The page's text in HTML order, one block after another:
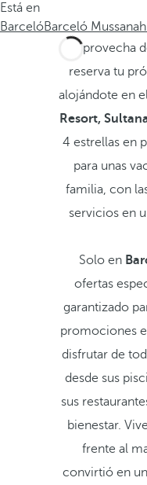
Está en
BarcelóBarceló
Aprovecha
reserva tu
alojándote en
Resort,
4 estrellas en
para unas
familia, con
servicios en
Solo en
ofertas
garantizado
promociones
disfrutar de
desde sus
sus
bienestar.
frente al
convirtió en